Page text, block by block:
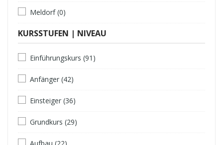
Meldorf (0)
KURSSTUFEN | NIVEAU
Einführungskurs (91)
Anfänger (42)
Einsteiger (36)
Grundkurs (29)